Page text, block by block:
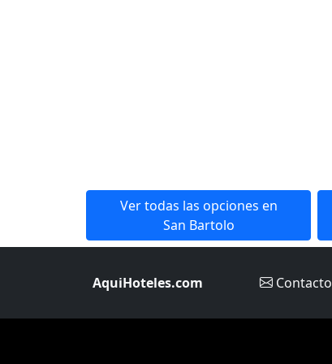
Ver todas las opciones en
San Bartolo
AquiHoteles.com Contacto